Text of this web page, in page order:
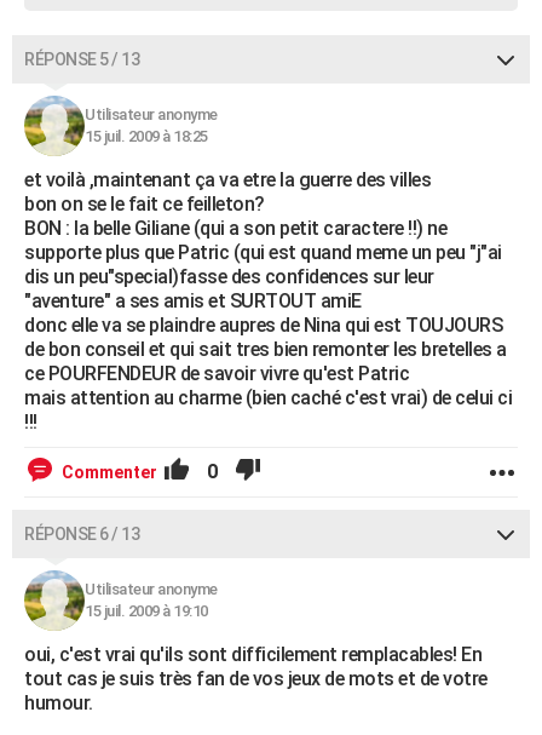
RÉPONSE 5 / 13
Utilisateur anonyme
15 juil. 2009 à 18:25
et voilà ,maintenant ça va etre la guerre des villes
bon on se le fait ce feilleton?
BON : la belle Giliane (qui a son petit caractere !!) ne
supporte plus que Patric (qui est quand meme un peu "j"ai
dis un peu"special)fasse des confidences sur leur
"aventure" a ses amis et SURTOUT amiE
donc elle va se plaindre aupres de Nina qui est TOUJOURS
de bon conseil et qui sait tres bien remonter les bretelles a
ce POURFENDEUR de savoir vivre qu'est Patric
mais attention au charme (bien caché c'est vrai) de celui ci
!!!
Commenter 0
RÉPONSE 6 / 13
Utilisateur anonyme
15 juil. 2009 à 19:10
oui, c'est vrai qu'ils sont difficilement remplacables! En
tout cas je suis très fan de vos jeux de mots et de votre
humour.